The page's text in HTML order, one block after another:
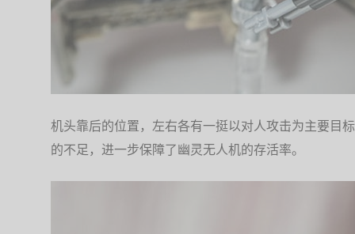
机头靠后的位置，左右各有一挺以对人攻击为主要目
的不足，进一步保障了幽灵无人机的存活率。